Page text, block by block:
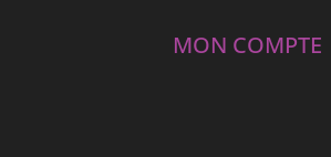
MON COMPTE